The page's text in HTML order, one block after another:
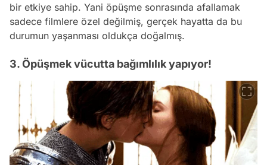
bir etkiye sahip. Yani öpüşme sonrasında afallamak
sadece filmlere özel değilmiş, gerçek hayatta da bu
durumun yaşanması oldukça doğalmış.
3. Öpüşmek vücutta bağımlılık yapıyor!